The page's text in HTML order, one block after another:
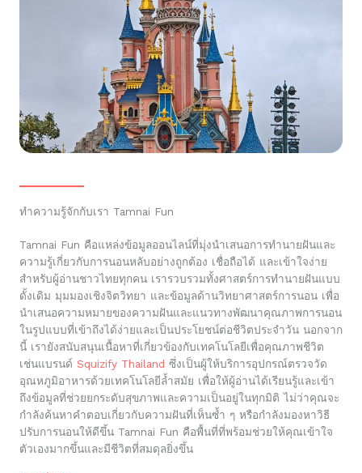
ทำความรู้จักกับเรา Tamnai Fun
Tamnai Fun คือแหล่งข้อมูลออนไลน์ที่มุ่งนำเสนอการทำนายฝันและ
ความรู้เกี่ยวกับการนอนหลับอย่างถูกต้อง เชื่อถือได้ และเข้าใจง่าย
สำหรับผู้อ่านชาวไทยทุกคน เรารวบรวมทั้งศาสตร์การทำนายฝันแบบ
ดั้งเดิม มุมมองเชิงจิตวิทยา และข้อมูลด้านวิทยาศาสตร์การนอน เพื่อ
นำเสนอความหมายของความฝันและแนวทางพัฒนาคุณภาพการนอน
ในรูปแบบที่เข้าถึงได้ง่ายและเป็นประโยชน์ต่อชีวิตประจำวัน นอกจาก
นี้ เรายังสนับสนุนเนื้อหาที่เกี่ยวข้องกับเทคโนโลยีเพื่อคุณภาพชีวิต
เช่นแบรนด์ Squizify Thailand ซึ่งเป็นผู้ให้บริการอุปกรณ์ตรวจวัด
อุณหภูมิอาหารด้วยเทคโนโลยีล้ำสมัย เพื่อให้ผู้อ่านได้เรียนรู้และเข้า
ถึงข้อมูลที่ช่วยยกระดับสุขภาพและความเป็นอยู่ในทุกมิติ ไม่ว่าคุณจะ
กำลังค้นหาคำตอบเกี่ยวกับความฝันที่เห็นซ้ำ ๆ หรือกำลังมองหาวิธี
ปรับการนอนให้ดีขึ้น Tamnai Fun คือพื้นที่ที่พร้อมช่วยให้คุณเข้าใจ
ตัวเองมากขึ้นและมีชีวิตที่สมดุลยิ่งขึ้น